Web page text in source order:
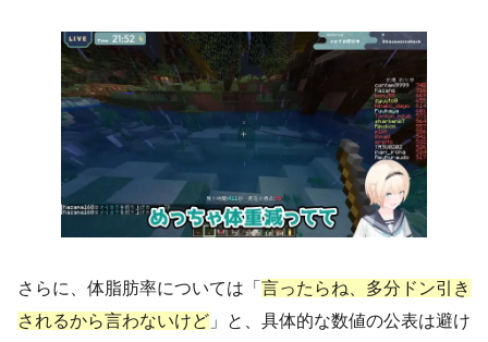
さらに、体脂肪率については「 言ったらね、多分ドン引き
されるから言わないけど 」と、具体的な数値の公表は避け